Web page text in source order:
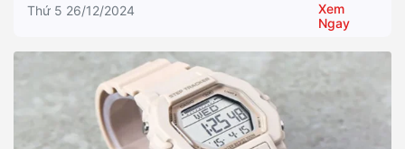
Thứ 5 26/12/2024
Xem
Ngay